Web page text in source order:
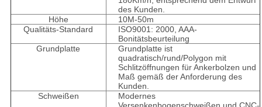
des Kunden.
Höhe
10M-50m
Qualitäts-Standard
ISO9001: 2000, AAA-
Bonitätsbeurteilung
Grundplatte
Grundplatte ist
quadratisch/rund/Polygon mit
Schlitzöffnungen für Ankerbolzen und
Maß gemäß der Anforderung des
Kunden.
Schweißen
Modernes